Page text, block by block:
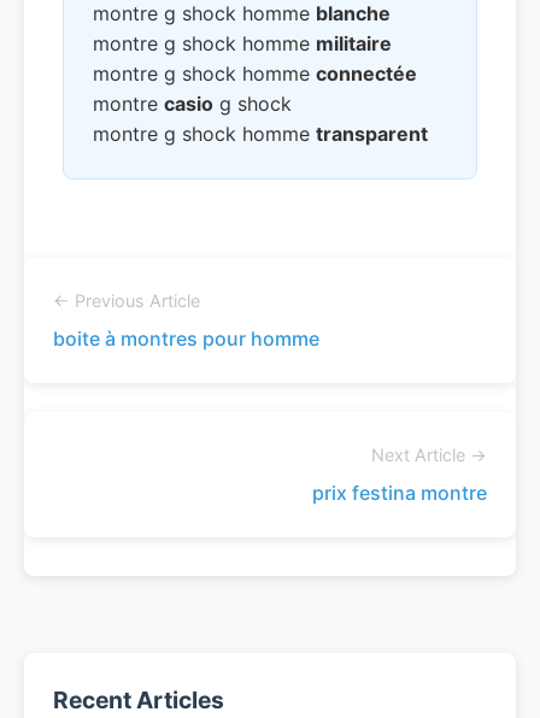
montre g shock homme blanche
montre g shock homme militaire
montre g shock homme connectée
montre casio g shock
montre g shock homme transparent
← Previous Article
boite à montres pour homme
Next Article →
prix festina montre
Recent Articles